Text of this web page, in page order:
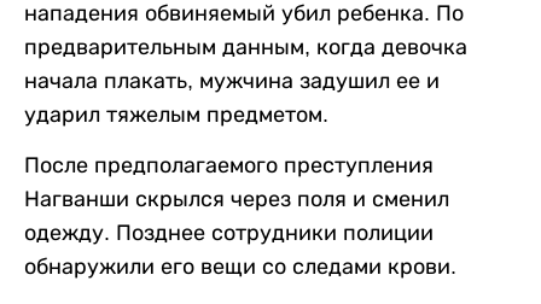
нападения обвиняемый убил ребенка. По
предварительным данным, когда девочка
начала плакать, мужчина задушил ее и
ударил тяжелым предметом.
После предполагаемого преступления
Нагванши скрылся через поля и сменил
одежду. Позднее сотрудники полиции
обнаружили его вещи со следами крови.